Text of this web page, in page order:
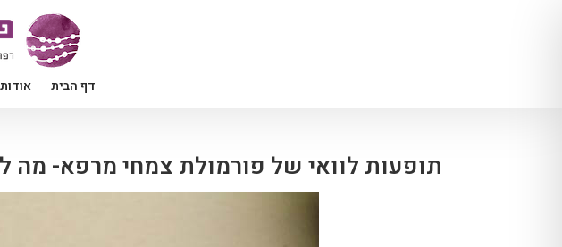
דף הבית אודות
תופעות לוואי של פורמולת צמחי מרפא- מה